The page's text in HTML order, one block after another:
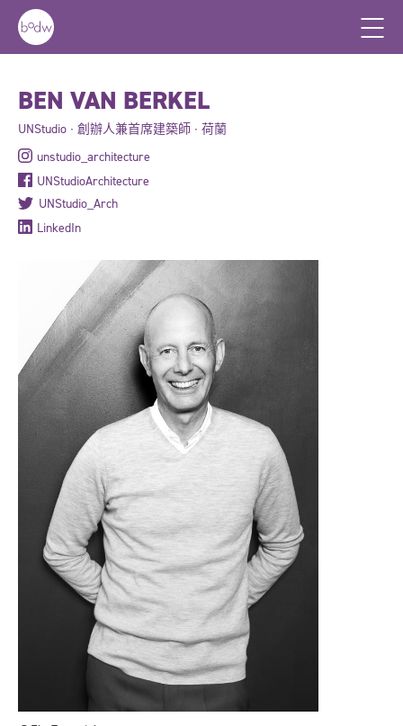
BEN VAN BERKEL
UNStudio ∙ 創辦人兼首席建築師 ∙ 荷蘭
unstudio_architecture
UNStudioArchitecture
UNStudio_Arch
LinkedIn